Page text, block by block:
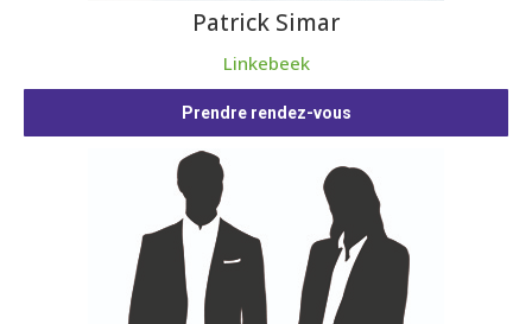
Patrick Simar
Linkebeek
Prendre rendez-vous